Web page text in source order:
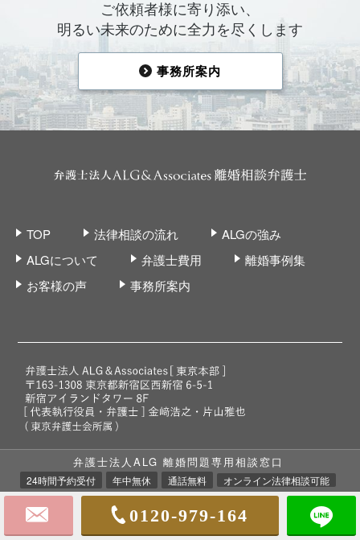
ご依頼者様に寄り添い、
明るい未来のために全力を尽くします
事務所案内
TOP 法律相談の流れ
ALGの強み
ALGについて
弁護士費用
離婚事例集
お客様の声
事務所案内
プライバシーポリシー 個人情報取り扱いに関する記述
弁護士法人ALG 離婚問題専用相談窓口
24時間予約受付 年中無休 通話無料 オンライン法律相談可能
0120-979-164